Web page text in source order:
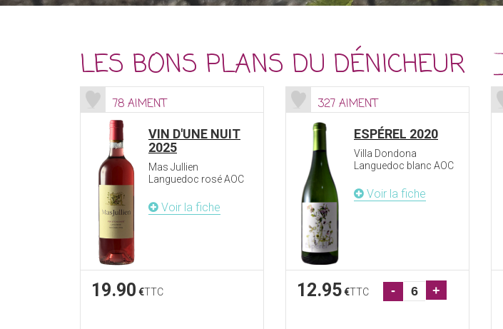
LES BONS PLANS DU DÉNICHEUR
78 AIMENT
VIN D'UNE NUIT
2025
Mas Jullien
Languedoc rosé AOC
Voir la fiche
19.90 €TTC
327 AIMENT
ESPÉREL 2020
Villa Dondona
Languedoc blanc AOC
Voir la fiche
12.95€TTC - +